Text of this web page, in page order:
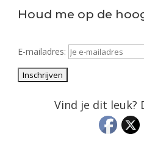
Houd me op de
E-mailadres:
Vind je dit leuk?